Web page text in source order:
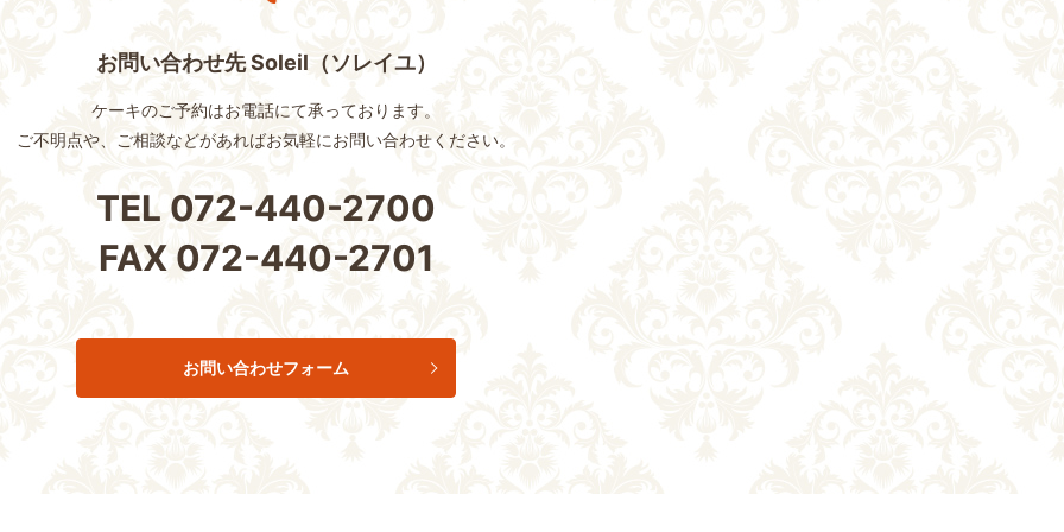
お問い合わせ先 Soleil（ソレイユ）
ケーキのご予約はお電話にて承っております。
ご不明点や、ご相談などがあればお気軽にお問い合わせください。
TEL 072-440-2700
FAX 072-440-2701
お問い合わせフォーム